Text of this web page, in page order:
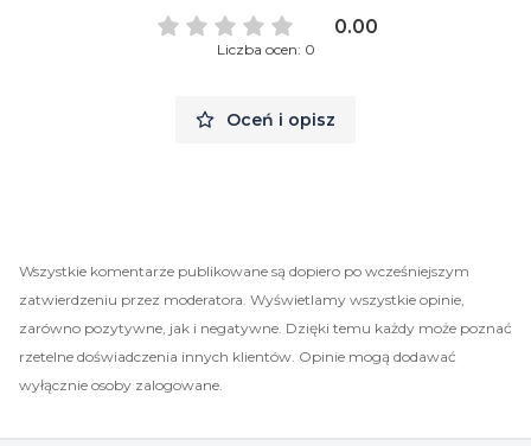
0.00
Liczba ocen: 0
Oceń i opisz
Wszystkie komentarze publikowane są dopiero po wcześniejszym
zatwierdzeniu przez moderatora. Wyświetlamy wszystkie opinie,
zarówno pozytywne, jak i negatywne. Dzięki temu każdy może poznać
rzetelne doświadczenia innych klientów. Opinie mogą dodawać
wyłącznie osoby zalogowane.